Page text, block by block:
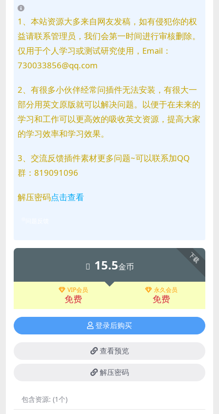
1、本站资源大多来自网友发稿，如有侵犯你的权
益请联系管理员，我们会第一时间进行审核删除。
仅用于个人学习或测试研究使用，Email：
730033856@qq.com
2、有很多小伙伴经常问插件无法安装，有很大一
部分用英文原版就可以解决问题。以便于在未来的
学习和工作可以更高效的吸收英文资源，提高大家
的学习效率和学习效果。
3、交流反馈插件素材更多问题~可以联系加QQ
群：819091096
解压密码点击查看
下载
15.5金币
VIP会员
免费
永久会员
免费
登录后购买
查看预览
解压密码
包含资源: (1个)